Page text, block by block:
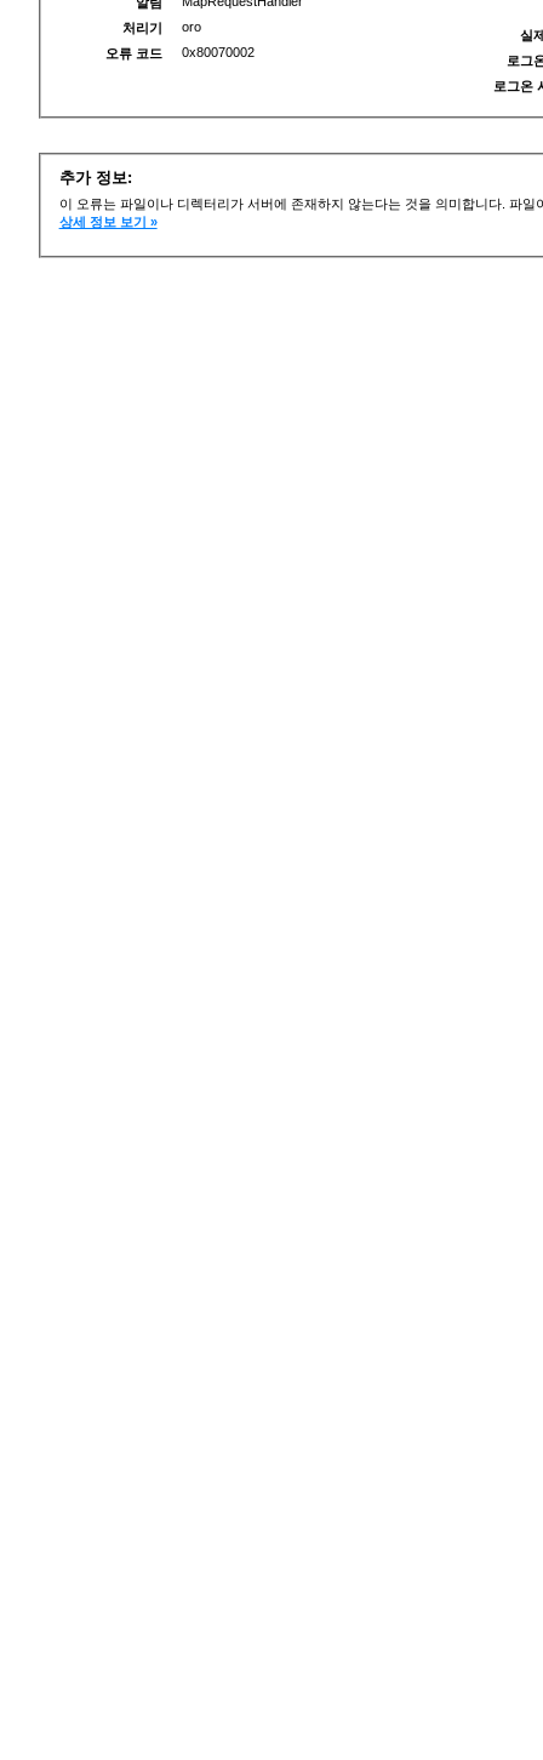
처리기
oro
오류 코드
0x80070002
실
로그
로그온
추가 정보:
이 오류는 파일이나 디렉터리가 서버에 존재하지 않는다는 것을 의미합니다. 파
상세 정보 보기 »